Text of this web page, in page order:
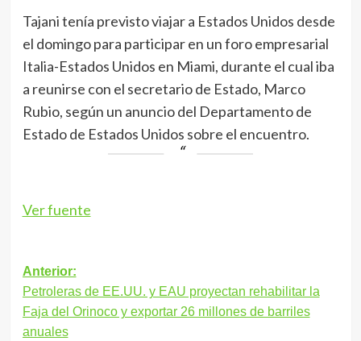
Tajani tenía previsto viajar a Estados Unidos desde
el domingo para participar en un foro empresarial
Italia-Estados Unidos en Miami, durante el cual iba
a reunirse con el secretario de Estado, Marco
Rubio, según un anuncio del Departamento de
Estado de Estados Unidos sobre el encuentro.
Ver fuente
Navegación
de
entradas
Anterior:
Petroleras de EE.UU. y EAU proyectan rehabilitar la
Faja del Orinoco y exportar 26 millones de barriles
anuales